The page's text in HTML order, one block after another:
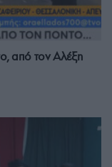
από τον Αλέξη